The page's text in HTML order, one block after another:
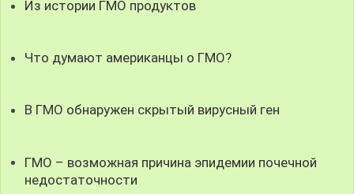
Из истории ГМО продуктов
Что думают американцы о ГМО?
В ГМО обнаружен скрытый вирусный ген
ГМО – возможная причина эпидемии почечной
недостаточности